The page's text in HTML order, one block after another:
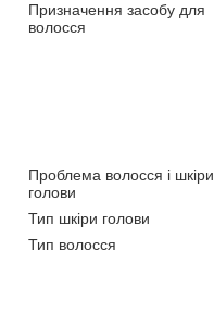
Призначення засобу для
волосся
Проблема волосся і шкіри
голови
Тип шкіри голови
Тип волосся